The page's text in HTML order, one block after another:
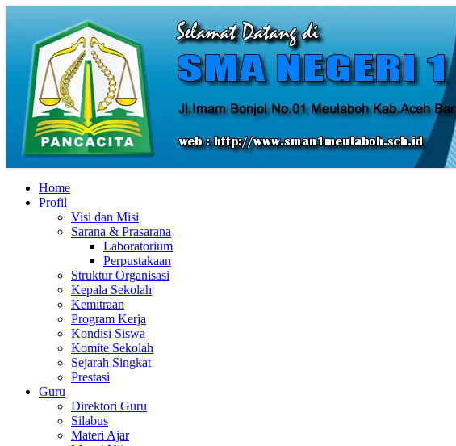
Home
Profil
Visi dan Misi
Sarana & Prasarana
Laboratorium
Perpustakaan
Struktur Organisasi
Kepala Sekolah
Kemitraan
Program Kerja
Kondisi Siswa
Komite Sekolah
Sejarah Singkat
Prestasi
Guru
Direktori Guru
Silabus
Materi Ajar